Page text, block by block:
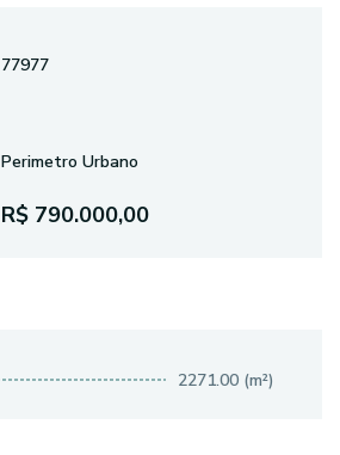
77977
Perimetro Urbano
R$ 790.000,00
2271.00 (m²)